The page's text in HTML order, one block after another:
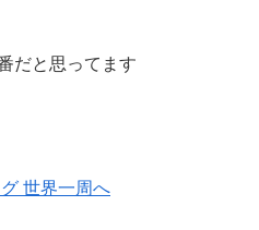
だと思ってます